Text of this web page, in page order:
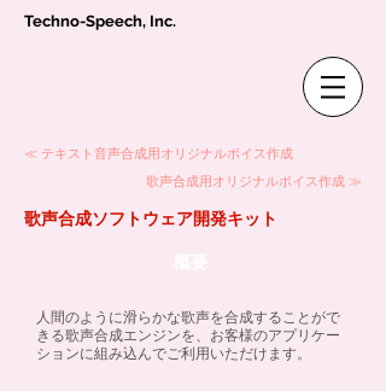
Techno-Speech, Inc.
≪ テキスト音声合成用オリジナルボイス作成
歌声合成用オリジナルボイス作成 ≫
歌声合成ソフトウェア開発キット
人間のように滑らかな歌声を合成することがで
きる歌声合成エンジンを、お客様のアプリケー
ションに組み込んでご利用いただけます。